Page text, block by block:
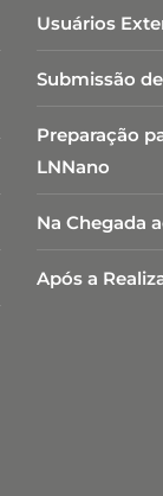
Usuários
Submissão
Preparação
LNNano
Na Chegada
Após a